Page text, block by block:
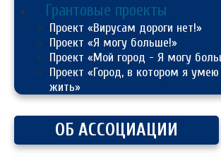
Грантовые проекты
Проект «Вирусам дороги нет!»
Проект «Я могу больше!»
Проект «Мой город - Я могу
Проект «Город, в котором я умею
жить»
ОБ АССОЦИАЦИИ